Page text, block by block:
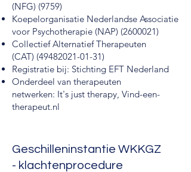
(NFG) (9759)
Koepelorganisatie Nederlandse Associatie
voor Psychotherapie (NAP) (2600021)
Collectief Alternatief Therapeuten
(CAT) (49482021-01-31)
Registratie bij: Stichting EFT Nederland
Onderdeel van therapeuten
netwerken: It's just therapy, Vind-een-
therapeut.nl
Geschilleninstantie WKKGZ
- klachtenprocedure